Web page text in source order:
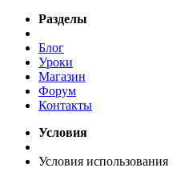
Разделы
Блог
Уроки
Магазин
Форум
Контакты
Условия
Условия использования